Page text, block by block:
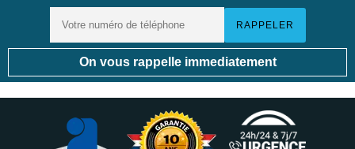
On vous rappelle immediatement